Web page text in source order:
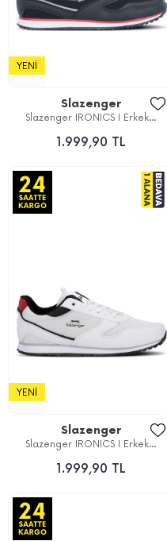
YENI
Slazenger
Slazenger IRONICS I Erkek...
1.999,90 TL
YENI
Slazenger
Slazenger IRONICS I Erkek...
1.999,90 TL